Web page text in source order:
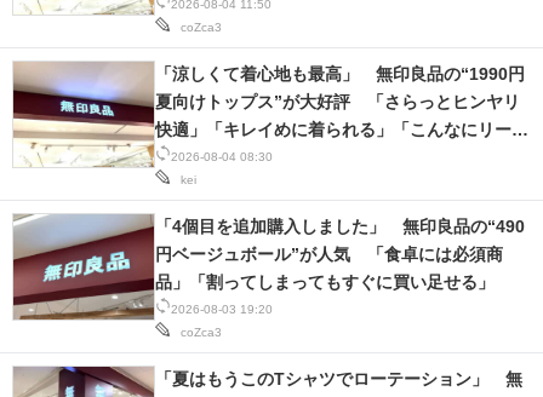
2026-08-04 11:50
coZca3
2026-08-04 08:30
kei
「涼しくて着心地も最高」 無印良品の“1990円
夏向けトップス”が大好評 「さらっとヒンヤリ
快適」「キレイめに着られる」「こんなにリーズ
ナブルでいいの？」
2026-08-03 19:20
coZca3
「4個目を追加購入しました」 無印良品の“490
円ベージュボール”が人気 「食卓には必須商
品」「割ってしまってもすぐに買い足せる」
「夏はもうこのTシャツでローテーション」 無